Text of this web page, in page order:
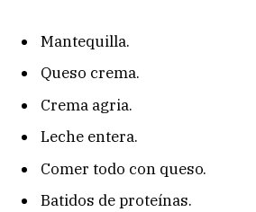
Mantequilla.
Queso crema.
Crema agria.
Leche entera.
Comer todo con queso.
Batidos de proteínas.